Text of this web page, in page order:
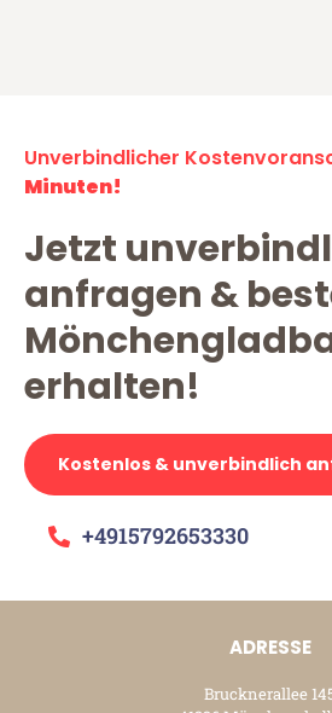
Unverbindlicher
Minuten!
Jetzt
anfragen &
erhalten!
Kostenlos & unverbindlich
+4915792653330
ADRESSE
Brucknerallee